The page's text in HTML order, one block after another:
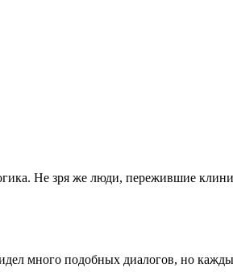
Не зря же люди, пережившие
много подобных диалогов, но